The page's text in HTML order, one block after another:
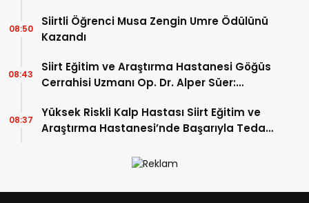
Siirtli Öğrenci Musa Zengin Umre Ödülünü
Kazandı
08:50
Siirt Eğitim ve Araştırma Hastanesi Göğüs
Cerrahisi Uzmanı Op. Dr. Alper Süer:
Anlamına Gelmez”
08:43
Yüksek Riskli Kalp Hastası Siirt Eğitim ve
Araştırma Hastanesi’nde Başarıyla Tedavi
08:37